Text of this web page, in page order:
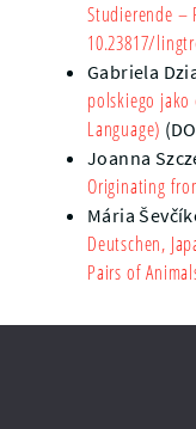
Studierende –
10.23817/
Gabriela
polskiego jako
Language)
Joanna
Originating
Mária
Deutschen,
Pairs of